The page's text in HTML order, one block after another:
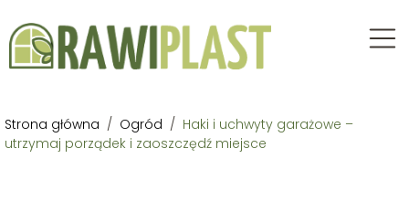
Strona główna / Ogród / Haki i uchwyty garażowe –
utrzymaj porządek i zaoszczędź miejsce